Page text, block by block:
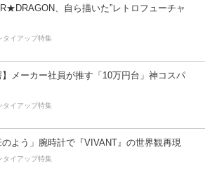
、自ら描いた”レトロフューチャ
タイアップ特集
】メーカー社員が推す「10万円台」神コスパ
タイアップ特集
のよう」腕時計で『VIVANT』の世界観再現
タイアップ特集